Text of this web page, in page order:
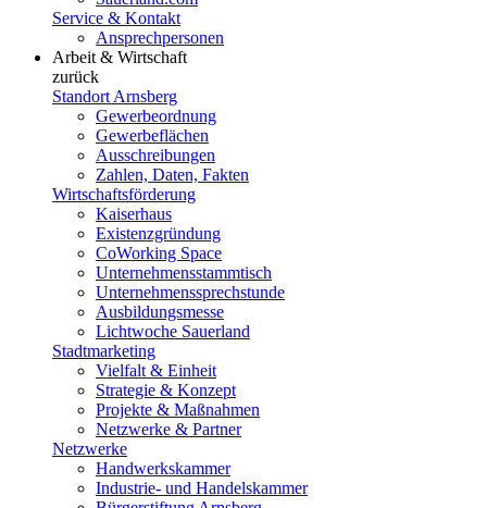
Service & Kontakt
Ansprechpersonen
Arbeit & Wirtschaft
zurück
Standort Arnsberg
Gewerbeordnung
Gewerbeflächen
Ausschreibungen
Zahlen, Daten, Fakten
Wirtschaftsförderung
Kaiserhaus
Existenzgründung
CoWorking Space
Unternehmensstammtisch
Unternehmenssprechstunde
Ausbildungsmesse
Lichtwoche Sauerland
Stadtmarketing
Vielfalt & Einheit
Strategie & Konzept
Projekte & Maßnahmen
Netzwerke & Partner
Netzwerke
Handwerkskammer
Industrie- und Handelskammer